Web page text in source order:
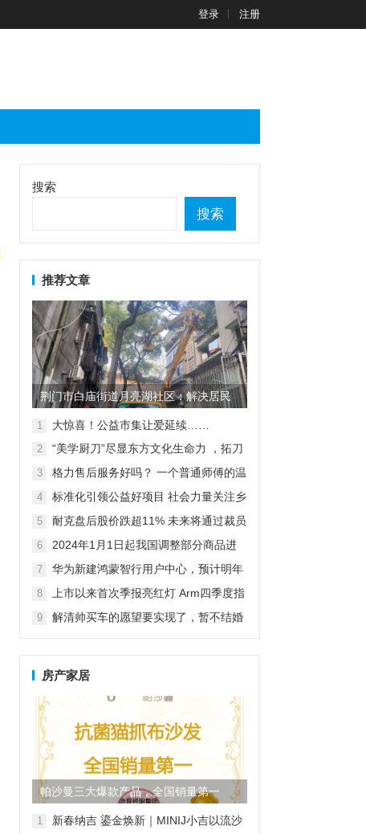
登录 注册
搜索
搜索
推荐文章
荆门市白庙街道月亮湖社区：解决居民
烦心事 提升居民生活环境
1 大惊喜！公益市集让爱延续……
2
“美学厨刀”尽显东方文化生命力 ，拓刀
3
格力售后服务好吗？ 一个普通师傅的温
4
标准化引领公益好项目 社会力量关注乡
5
耐克盘后股价跌超11% 未来将通过裁员
6
2024年1月1日起我国调整部分商品进
7
华为新建鸿蒙智行用户中心，预计明年
8
上市以来首次季报亮红灯 Arm四季度指
9
解清帅买车的愿望要实现了，暂不结婚
房产家居
帕沙曼三大爆款产品，全国销量第一
1
新春纳吉 鎏金焕新｜MINIJ小吉以流沙